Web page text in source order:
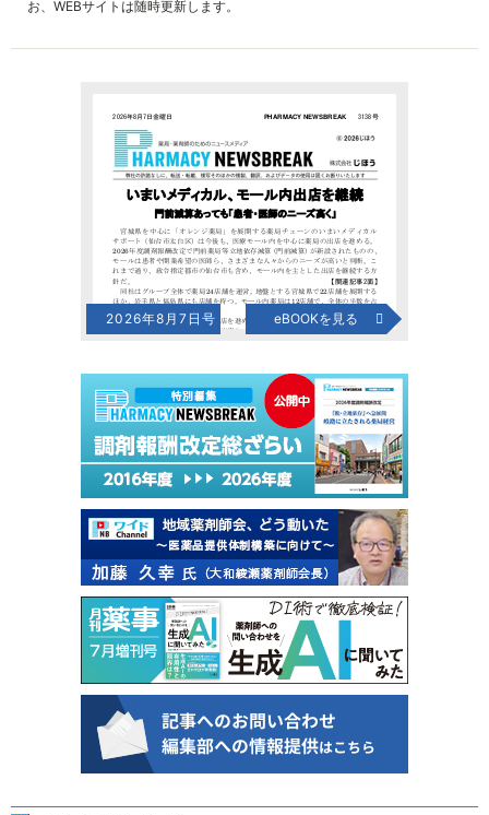
お、WEBサイトは随時更新します。
2026年8月7日号 eBOOKを見る